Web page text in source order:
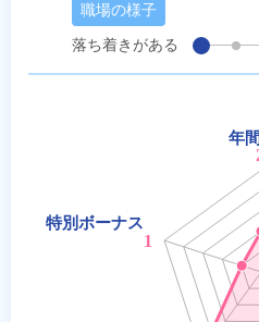
職場の様子
落ち着きがある